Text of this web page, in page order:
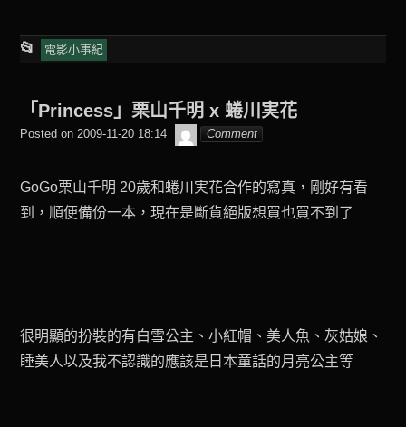
📂
This
was
posted
電影小事紀
「Princess」栗山千明 x 蜷川実花
Posted on 2009-11-20 18:14 beagle2001_tw
Comment
GoGo栗山千明 20歲和蜷川実花合作的寫真，剛好有看
到，順便備份一本，現在是斷貨絕版想買也買不到了
很明顯的扮裝的有白雪公主、小紅帽、美人魚、灰姑娘、
睡美人以及我不認識的應該是日本童話的月亮公主等